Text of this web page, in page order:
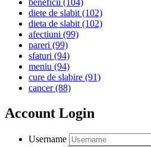
beneficii (104)
diete de slabit(102)
dieta de slabit(102)
afectiuni (99)
pareri (99)
sfaturi (94)
meniu (94)
cure de slabire (91)
cancer(88)
Account Login
Username